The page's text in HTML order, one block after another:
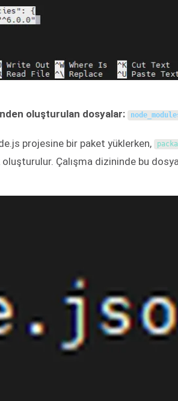
oluşturulan dosyalar:
projesine bir paket yüklerken,
Çalışma dizininde bu